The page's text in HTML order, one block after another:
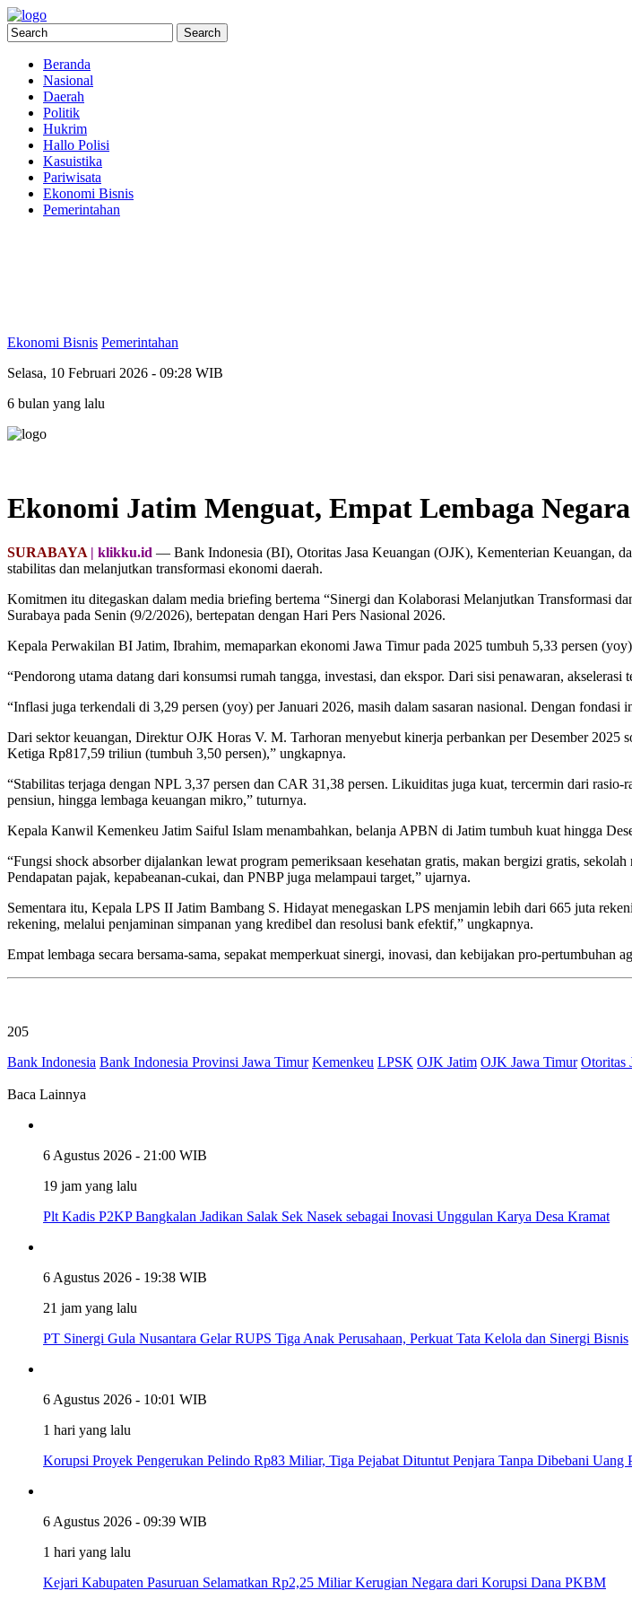
Beranda
Nasional
Daerah
Politik
Hukrim
Hallo Polisi
Kasuistika
Pariwisata
Ekonomi Bisnis
Pemerintahan
Ekonomi Bisnis Pemerintahan
Selasa, 10 Februari 2026 - 09:28 WIB
6 bulan yang lalu
Ekonomi Jatim Menguat, Empat Lembaga
SURABAYA | klikku.id — Bank Indonesia (BI), Otoritas Jasa Keuangan (OJK), Kementerian Keuangan,
stabilitas dan melanjutkan transformasi ekonomi daerah.
Komitmen itu ditegaskan dalam media briefing bertema “Sinergi dan Kolaborasi Melanjutkan Transformasi
Surabaya pada Senin (9/2/2026), bertepatan dengan Hari Pers Nasional 2026.
Kepala Perwakilan BI Jatim, Ibrahim, memaparkan ekonomi Jawa Timur pada 2025 tumbuh 5,33 persen
“Pendorong utama datang dari konsumsi rumah tangga, investasi, dan ekspor. Dari sisi penawaran,
“Inflasi juga terkendali di 3,29 persen (yoy) per Januari 2026, masih dalam sasaran nasional. Dengan
Dari sektor keuangan, Direktur OJK Horas V. M. Tarhoran menyebut kinerja perbankan per Desember
Ketiga Rp817,59 triliun (tumbuh 3,50 persen),” ungkapnya.
“Stabilitas terjaga dengan NPL 3,37 persen dan CAR 31,38 persen. Likuiditas juga kuat, tercermin dari
pensiun, hingga lembaga keuangan mikro,” tuturnya.
Kepala Kanwil Kemenkeu Jatim Saiful Islam menambahkan, belanja APBN di Jatim tumbuh kuat hingga
“Fungsi shock absorber dijalankan lewat program pemeriksaan kesehatan gratis, makan bergizi gratis,
Pendapatan pajak, kepabeanan-cukai, dan PNBP juga melampaui target,” ujarnya.
Sementara itu, Kepala LPS II Jatim Bambang S. Hidayat menegaskan LPS menjamin lebih dari 665 juta
rekening, melalui penjaminan simpanan yang kredibel dan resolusi bank efektif,” ungkapnya.
Empat lembaga secara bersama-sama, sepakat memperkuat sinergi, inovasi, dan kebijakan pro-
205
Bank Indonesia Bank Indonesia Provinsi Jawa Timur Kemenkeu LPSK OJK Jatim OJK Jawa Timur Otoritas
Baca Lainnya
6 Agustus 2026 - 21:00 WIB
19 jam yang lalu
Plt Kadis P2KP Bangkalan Jadikan Salak Sek Nasek sebagai Inovasi Unggulan Karya Desa Kramat
6 Agustus 2026 - 19:38 WIB
21 jam yang lalu
PT Sinergi Gula Nusantara Gelar RUPS Tiga Anak Perusahaan, Perkuat Tata Kelola dan Sinergi Bisnis
6 Agustus 2026 - 10:01 WIB
1 hari yang lalu
Korupsi Proyek Pengerukan Pelindo Rp83 Miliar, Tiga Pejabat Dituntut Penjara Tanpa Dibebani Uang
6 Agustus 2026 - 09:39 WIB
1 hari yang lalu
Kejari Kabupaten Pasuruan Selamatkan Rp2,25 Miliar Kerugian Negara dari Korupsi Dana PKBM